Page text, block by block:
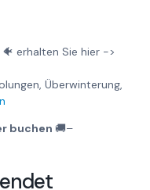
erhalten Sie hier ->
Überwinterung,
buchen 🚚–